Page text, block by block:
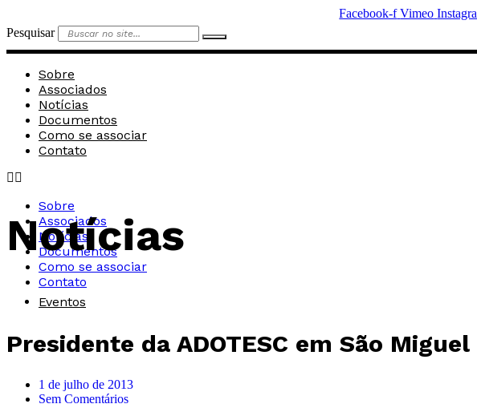
para
o
conteúdo
Facebook-f Vimeo
Pesquisar
Sobre
Associados
Notícias
Documentos
Como se associar
Contato
Sobre
Associados
Notícias
Documentos
Como se associar
Contato
Notícias
Eventos
Presidente da ADOTESC em São
1 de julho de 2013
Sem Comentários